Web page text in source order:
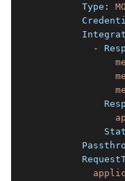
        Type:
-